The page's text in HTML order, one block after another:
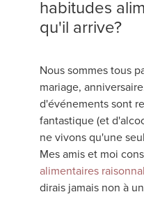
habitudes
qu'il arrive?
Nous sommes tous
mariage,
d'événements sont
fantastique (et
ne vivons qu'une
Mes amis et moi
alimentaires
dirais jamais non à